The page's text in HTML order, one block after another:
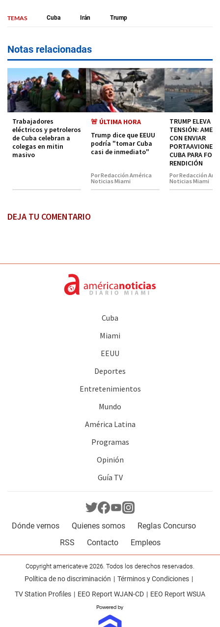
TEMAS Cuba Irán Trump
Notas relacionadas
Trabajadores
eléctricos y petroleros
de Cuba celebran a
colegas en mitin
masivo
🚨 ÚLTIMA HORA
Trump dice que EEUU
podría "tomar Cuba
casi de inmediato"
Por Redacción América
Noticias Miami
TRUMP ELEVA LA
TENSIÓN:
CON ENVIAR
PORTAAVIONES
CUBA PARA
RENDICIÓN
Por Redacción
Noticias Miami
DEJA TU COMENTARIO
Cuba
Miami
EEUU
Deportes
Entretenimientos
Mundo
América Latina
Programas
Opinión
Guía TV
Dónde vernos Quienes somos
Reglas Concurso
RSS
Contacto Empleos
Copyright americateve 2026. Todos los derechos reservados.
Política de no discriminación
Términos y Condiciones
TV Station Profiles
EEO Report WJAN-CD EEO Report WSUA